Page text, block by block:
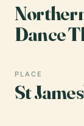
Dance
PLACE
St